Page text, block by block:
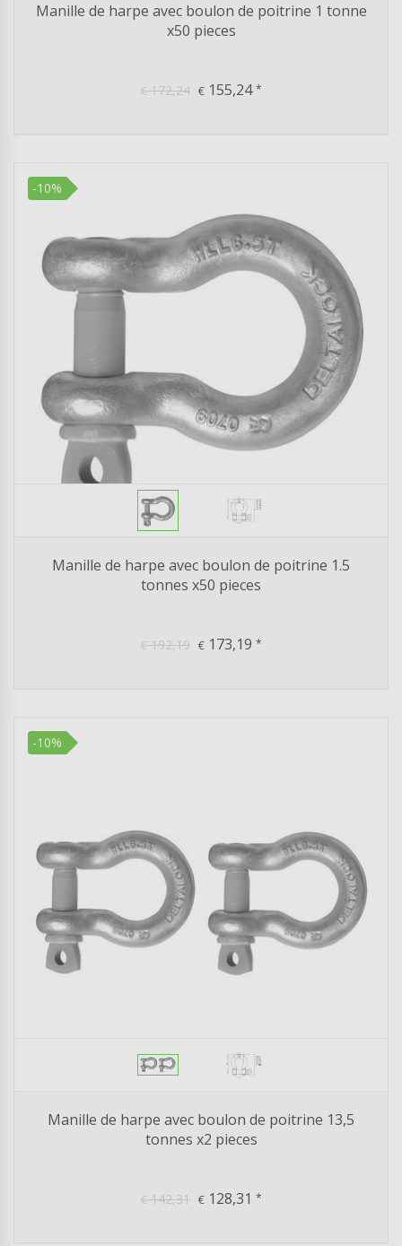
Manille de harpe avec boulon de poitrine 1 tonne
x50 pieces
€172,24 €155,24*
-10%
Manille de harpe avec boulon de poitrine 1.5
tonnes x50 pieces
€192,19 €173,19 *
-10%
Manille de harpe avec boulon de poitrine 13,5
tonnes x2 pieces
€142,31 €128,31 *